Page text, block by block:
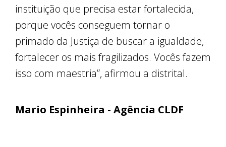
instituição que precisa estar fortalecida,
porque vocês conseguem tornar o
primado da Justiça de buscar a igualdade,
fortalecer os mais fragilizados. Vocês fazem
isso com maestria”, afirmou a distrital.
Mario Espinheira - Agência CLDF